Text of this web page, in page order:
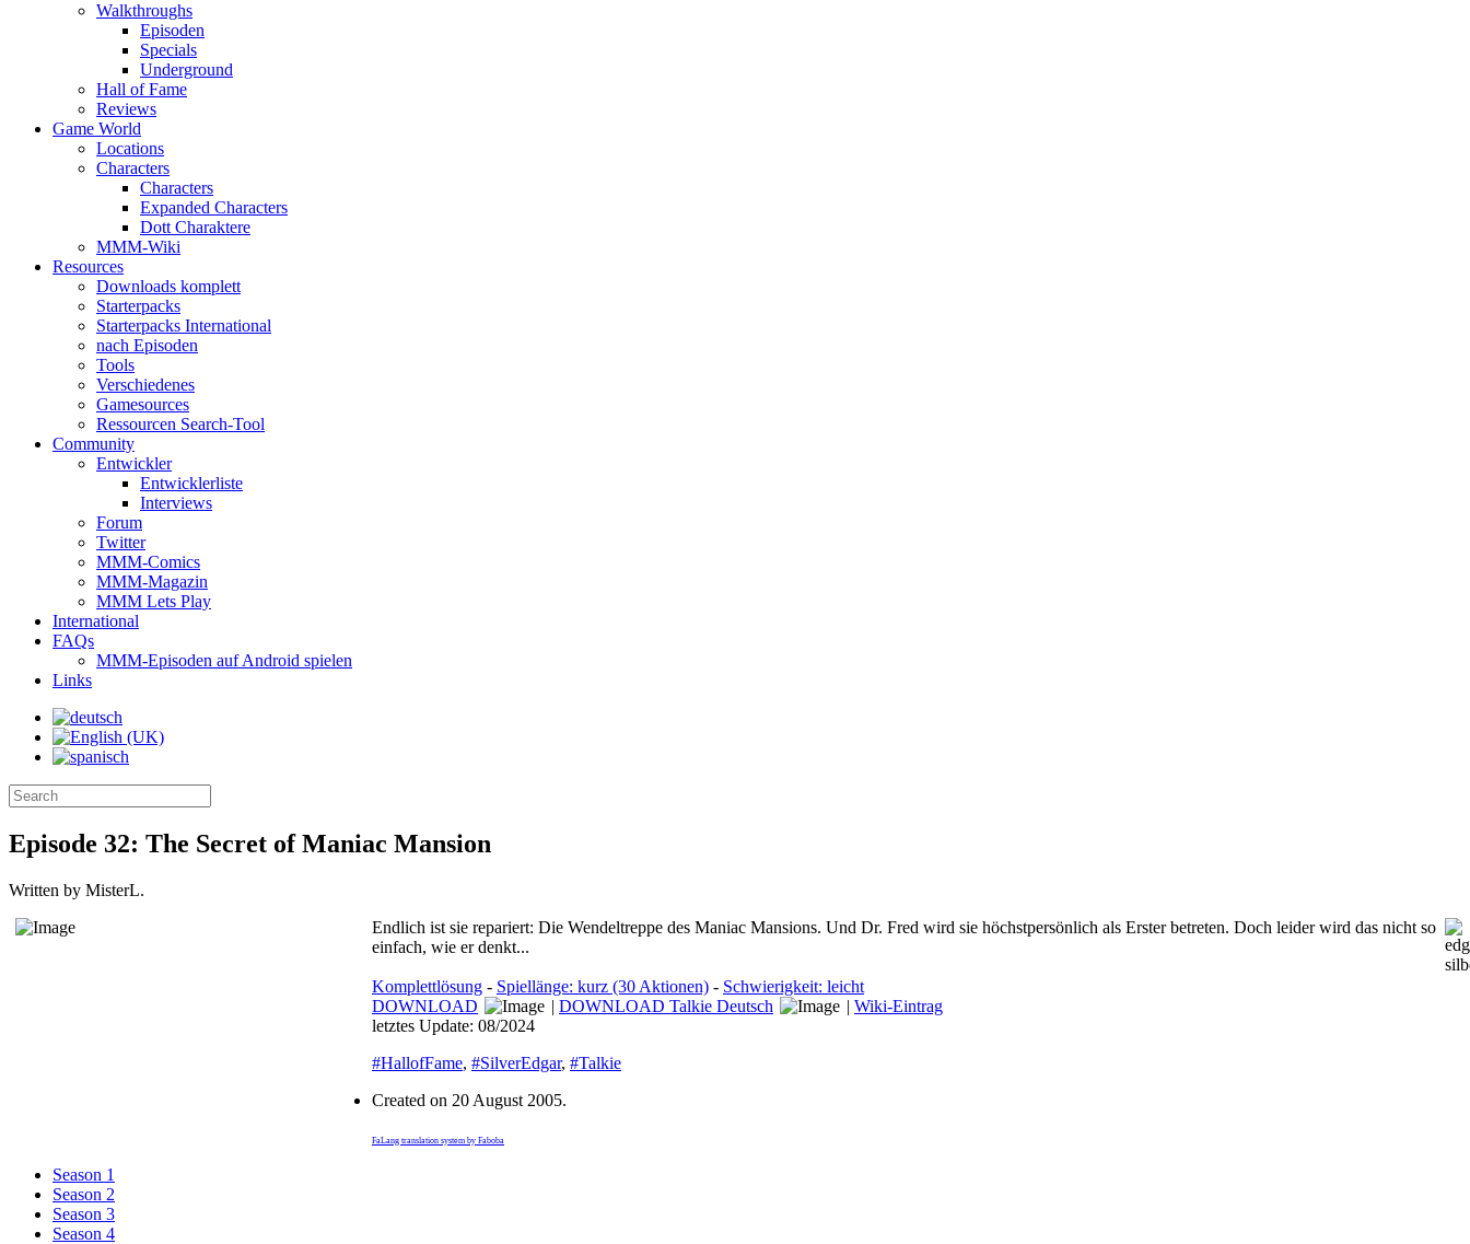
Walkthroughs
Episoden
Specials
Underground
Hall of Fame
Reviews
Game World
Locations
Characters
Characters
Expanded Characters
Dott Charaktere
MMM-Wiki
Resources
Downloads komplett
Starterpacks
Starterpacks International
nach Episoden
Tools
Verschiedenes
Gamesources
Ressourcen Search-Tool
Community
Entwickler
Entwicklerliste
Interviews
Forum
Twitter
MMM-Comics
MMM-Magazin
MMM Lets Play
International
FAQs
MMM-Episoden auf Android spielen
Links
Episode 32: The Secret of Maniac Mansion
Written by MisterL.
Endlich ist sie repariert: Die Wendeltreppe des Maniac Mansions. Und Dr. Fred wird sie höchstpersönlich als Erster betreten. Doch leider wird das nicht so
einfach, wie er denkt...
Komplettlösung - Spiellänge: kurz (30 Aktionen) - Schwierigkeit: leicht
DOWNLOAD
| DOWNLOAD Talkie Deutsch | Wiki-Eintrag
letztes Update: 08/2024
#HallofFame, #SilverEdgar, #Talkie
Created on 20 August 2005.
FaLang translation system by Faboba
Season 1
Season 2
Season 3
Season 4